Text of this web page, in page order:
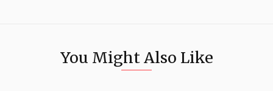
You Might Also Like